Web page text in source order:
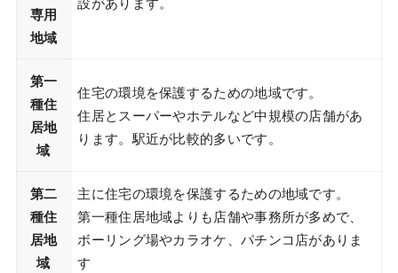
専用
地域
第一
種住
居地
域
住宅の環境を保護するための地域です。
住居とスーパーやホテルなど中規模の店舗があ
ります。駅近が比較的多いです。
第二
種住
居地
域
主に住宅の環境を保護するための地域です。
第一種住居地域よりも店舗や事務所が多めで、
ボーリング場やカラオケ、パチンコ店がありま
す